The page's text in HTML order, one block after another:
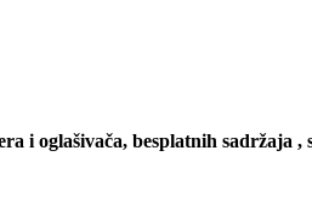
i oglašivača, besplatnih